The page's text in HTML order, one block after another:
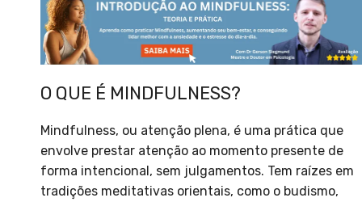
O QUE É MINDFULNESS?
Mindfulness, ou atenção plena, é uma prática que
envolve prestar atenção ao momento presente de
forma intencional, sem julgamentos. Tem raízes em
tradições meditativas orientais, como o budismo,